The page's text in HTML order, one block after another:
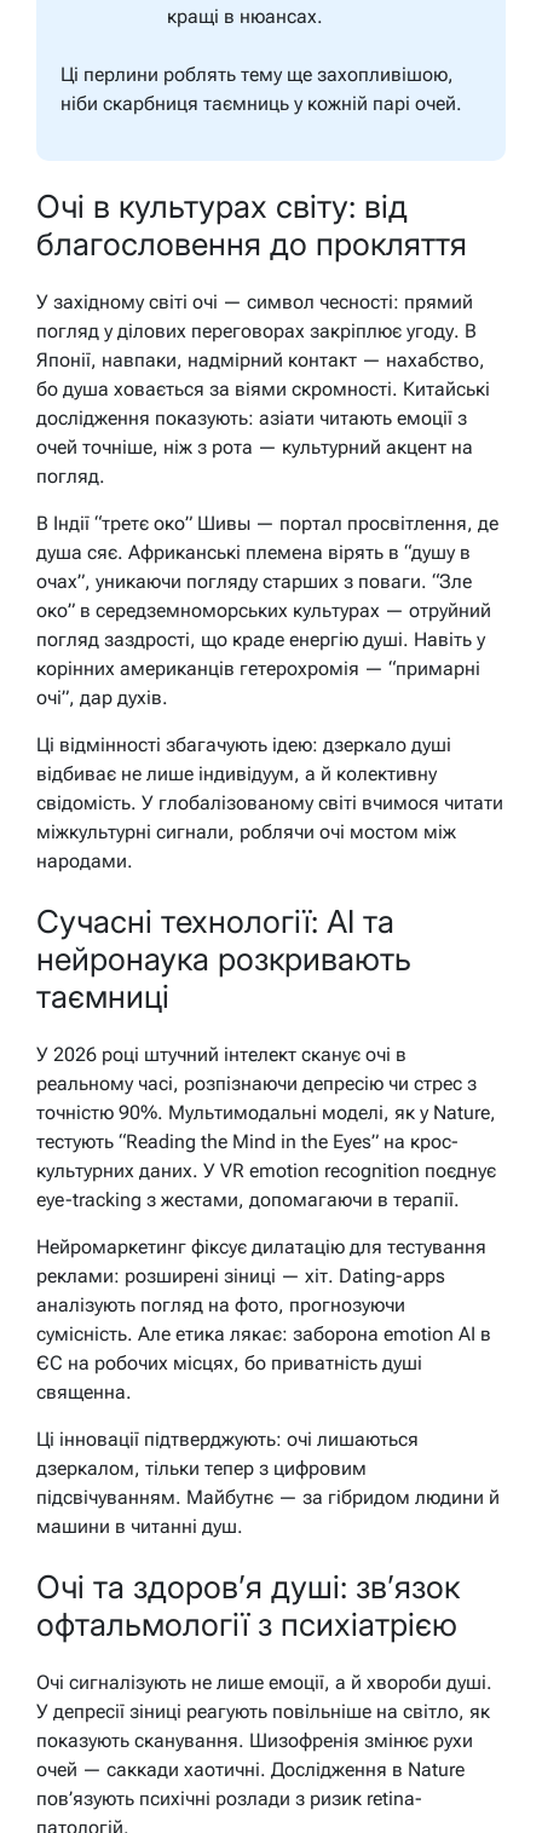
кращі в нюансах.
Ці перлини роблять тему ще захопливішою,
ніби скарбниця таємниць у кожній парі очей.
Очі в культурах світу: від
благословення до прокляття
У західному світі очі — символ чесності: прямий
погляд у ділових переговорах закріплює угоду. В
Японії, навпаки, надмірний контакт — нахабство,
бо душа ховається за віями скромності. Китайські
дослідження показують: азіати читають емоції з
очей точніше, ніж з рота — культурний акцент на
погляд.
В Індії “третє око” Шивы — портал просвітлення, де
душа сяє. Африканські племена вірять в “душу в
очах”, уникаючи погляду старших з поваги. “Зле
око” в середземноморських культурах — отруйний
погляд заздрості, що краде енергію душі. Навіть у
корінних американців гетерохромія — “примарні
очі”, дар духів.
Ці відмінності збагачують ідею: дзеркало душі
відбиває не лише індивідуум, а й колективну
свідомість. У глобалізованому світі вчимося читати
міжкультурні сигнали, роблячи очі мостом між
народами.
Сучасні технології: AI та
нейронаука розкривають
таємниці
У 2026 році штучний інтелект сканує очі в
реальному часі, розпізнаючи депресію чи стрес з
точністю 90%. Мультимодальні моделі, як у Nature,
тестують “Reading the Mind in the Eyes” на крос-
культурних даних. У VR emotion recognition поєднує
eye-tracking з жестами, допомагаючи в терапії.
Нейромаркетинг фіксує дилатацію для тестування
реклами: розширені зіниці — хіт. Dating-apps
аналізують погляд на фото, прогнозуючи
сумісність. Але етика лякає: заборона emotion AI в
ЄС на робочих місцях, бо приватність душі
священна.
Ці інновації підтверджують: очі лишаються
дзеркалом, тільки тепер з цифровим
підсвічуванням. Майбутнє — за гібридом людини й
машини в читанні душ.
Очі та здоров’я душі: зв’язок
офтальмології з психіатрією
Очі сигналізують не лише емоції, а й хвороби душі.
У депресії зіниці реагують повільніше на світло, як
показують сканування. Шизофренія змінює рухи
очей — саккади хаотичні. Дослідження в Nature
пов’язують психічні розлади з ризик retina-
патологій.